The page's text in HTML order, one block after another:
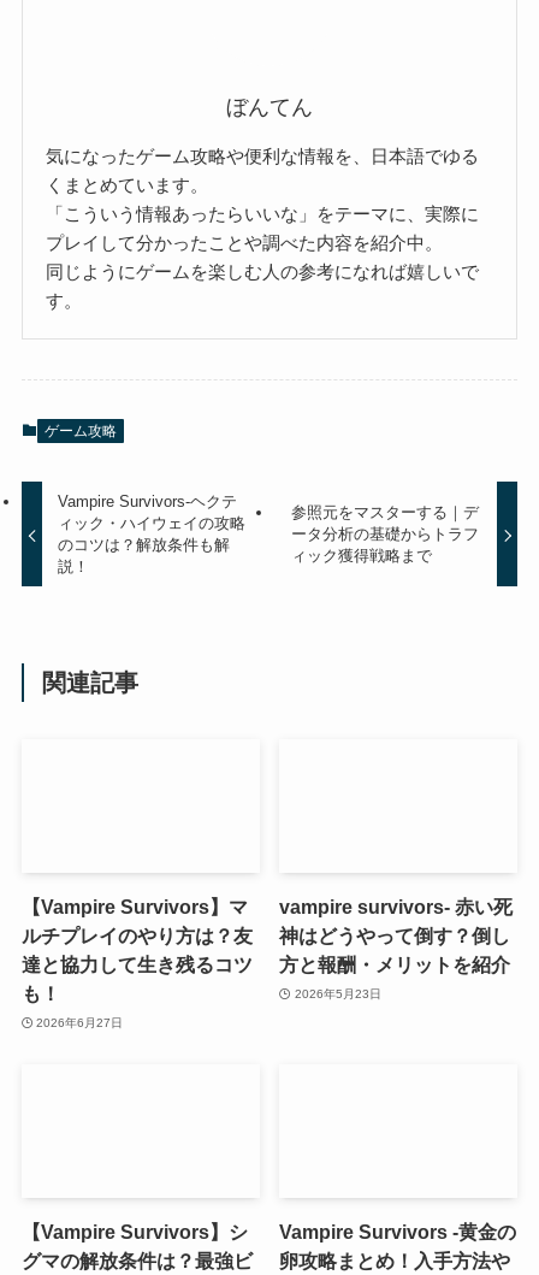
ぼんてん
気になったゲーム攻略や便利な情報を、日本語でゆる
くまとめています。
「こういう情報あったらいいな」をテーマに、実際に
プレイして分かったことや調べた内容を紹介中。
同じようにゲームを楽しむ人の参考になれば嬉しいで
す。
ゲーム攻略
Vampire Survivors-ヘクテ
ィック・ハイウェイの攻略
のコツは？解放条件も解
説！
参照元をマスターする｜デ
ータ分析の基礎からトラフ
ィック獲得戦略まで
関連記事
【Vampire Survivors】マ
ルチプレイのやり方は？友
達と協力して生き残るコツ
も！
2026年6月27日
vampire survivors- 赤い死
神はどうやって倒す？倒し
方と報酬・メリットを紹介
2026年5月23日
【Vampire Survivors】シ
グマの解放条件は？最強ビ
Vampire Survivors -黄金の
卵攻略まとめ！入手方法や